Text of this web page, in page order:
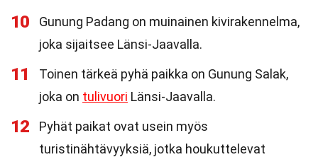
10
Gunung Padang on muinainen kivirakennelma,
joka sijaitsee Länsi-Jaavalla.
11
Toinen tärkeä pyhä paikka on Gunung Salak,
joka on tulivuori Länsi-Jaavalla.
12
Pyhät paikat ovat usein myös
turistinähtävyyksiä, jotka houkuttelevat